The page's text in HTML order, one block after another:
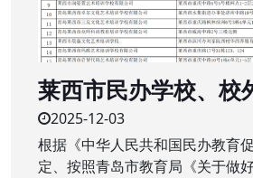
莱西市民办学校、校
机构2024年度办学年
2025-12-03
根据《中华人民共和国民办教育
定、按照青岛市教育局《关于做